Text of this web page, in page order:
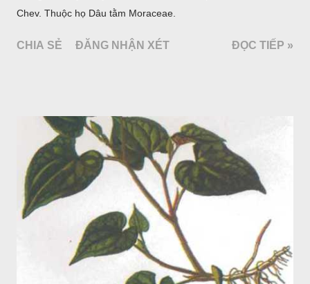
Chev. Thuộc họ Dâu tằm Moraceae.
CHIA SẺ ĐĂNG NHẬN XÉT ĐỌC TIẾP »